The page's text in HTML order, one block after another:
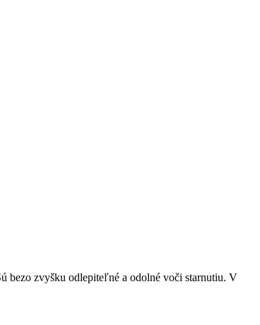
bezo zvyšku odlepiteľné a odolné voči starnutiu. V